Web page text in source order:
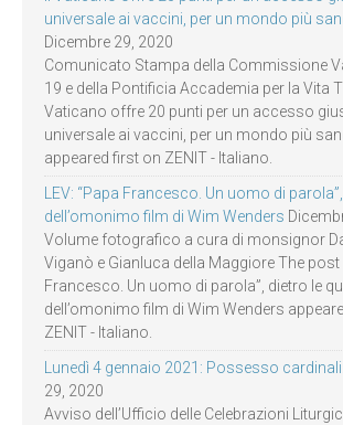
universale ai vaccini, per un mondo più
Dicembre 29, 2020
Comunicato Stampa della Commissione
19 e della Pontificia Accademia per la Vita
Vaticano offre 20 punti per un accesso
universale ai vaccini, per un mondo più
appeared first on ZENIT - Italiano.
LEV: “Papa Francesco. Un uomo di
dell’omonimo film di Wim Wenders
Volume fotografico a cura di monsignor
Viganò e Gianluca della Maggiore The post
Francesco. Un uomo di parola”, dietro le
dell’omonimo film di Wim Wenders
ZENIT - Italiano.
Lunedì 4 gennaio 2021: Possesso
29, 2020
Avviso dell’Ufficio delle Celebrazioni